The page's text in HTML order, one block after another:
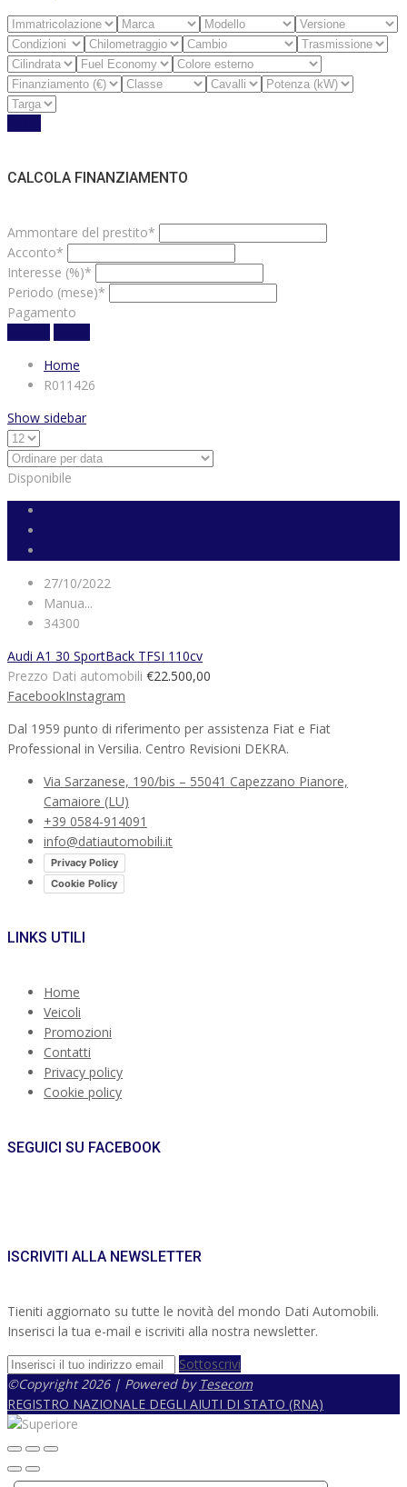
CALCOLA FINANZIAMENTO
Ammontare del prestito*
Acconto*
Interesse (%)*
Periodo (mese)*
Pagamento
Home
R011426
Show sidebar
Disponibile
27/10/2022
Manua...
34300
Audi A1 30 SportBack TFSI 110cv
Prezzo Dati automobili €22.500,00
FacebookInstagram
Dal 1959 punto di riferimento per assistenza Fiat e Fiat
Professional in Versilia. Centro Revisioni DEKRA.
Via Sarzanese, 190/bis – 55041 Capezzano Pianore,
Camaiore (LU)
+39 0584-914091
info@datiautomobili.it
Privacy Policy
Cookie Policy
LINKS UTILI
Home
Veicoli
Promozioni
Contatti
Privacy policy
Cookie policy
SEGUICI SU FACEBOOK
ISCRIVITI ALLA NEWSLETTER
Tieniti aggiornato su tutte le novità del mondo Dati Automobili.
Inserisci la tua e-mail e iscriviti alla nostra newsletter.
Sottoscrivi
©Copyright 2026 | Powered by Tesecom
REGISTRO NAZIONALE DEGLI AIUTI DI STATO (RNA)